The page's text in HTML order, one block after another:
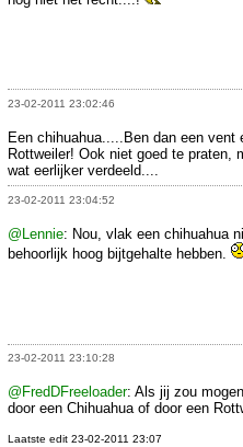
23-02-2011 23:02:46
Een chihuahua.....Ben dan een vent
Rottweiler! Ook niet goed te praten,
wat eerlijker verdeeld....
23-02-2011 23:04:52
@Lennie: Nou, vlak een chihuahua
behoorlijk hoog bijtgehalte hebben.
23-02-2011 23:10:28
@FredDFreeloader: Als jij zou
door een Chihuahua of door een
Laatste edit 23-02-2011 23:07